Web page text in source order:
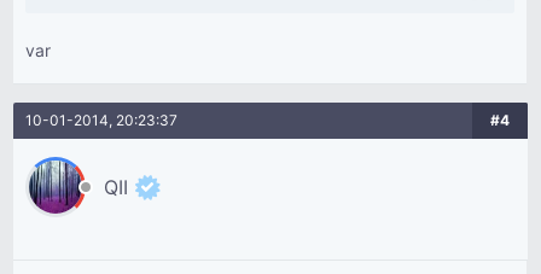
var
10-01-2014, 20:23:37 #4
QII